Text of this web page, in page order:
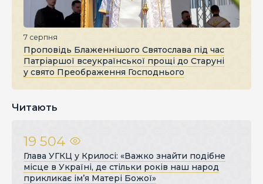
7 серпня
Проповідь Блаженнішого Святослава під час
Патріаршої всеукраїнської прощі до Старуні
у свято Преображення Господнього
Читають
19 504
Глава УГКЦ у Крилосі: «Важко знайти подібне
місце в Україні, де стільки років наш народ
прикликає ім’я Матері Божої»